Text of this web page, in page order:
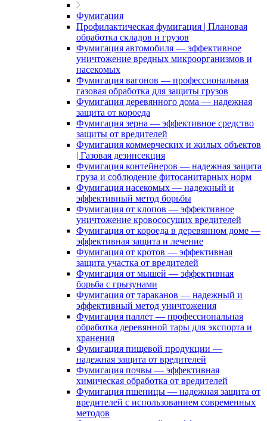
Фумигация
Профилактическая фумигация | Плановая
обработка складов и грузов
Фумигация автомобиля — эффективное
уничтожение вредных микроорганизмов и
насекомых
Фумигация вагонов — профессиональная
газовая обработка для защиты грузов
Фумигация деревянного дома — надежная
защита от короеда
Фумигация зерна — эффективное средство
защиты от вредителей
Фумигация коммерческих и жилых объектов
| Газовая дезинсекция
Фумигация контейнеров — надежная защита
груза и соблюдение фитосанитарных норм
Фумигация насекомых — надежный и
эффективный метод борьбы
Фумигация от клопов — эффективное
уничтожение кровососущих вредителей
Фумигация от короеда в деревянном доме —
эффективная защита и лечение
Фумигация от кротов — эффективная
защита участка от вредителей
Фумигация от мышей — эффективная
борьба с грызунами
Фумигация от тараканов — надежный и
эффективный метод уничтожения
Фумигация паллет — профессиональная
обработка деревянной тары для экспорта и
хранения
Фумигация пищевой продукции —
надежная защита от вредителей
Фумигация почвы — эффективная
химическая обработка от вредителей
Фумигация пшеницы — надежная защита от
вредителей с использованием современных
методов